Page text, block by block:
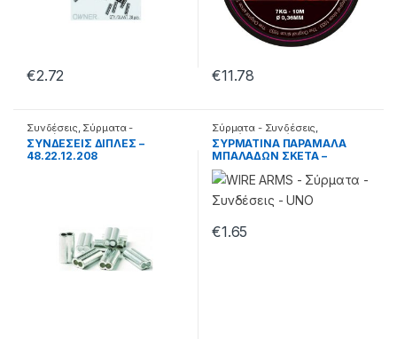
€2.72 €11.78
Συνδέσεις Σύρματα -
Συνδέσεις
ΣΥΝΔΕΣΕΙΣ ΔΙΠΛΕΣ –
48.22.12.208
Σύρματα - Συνδέσεις
Συρμάτινα παράμαλλα
ΣΥΡΜΑΤΙΝΑ ΠΑΡΑΜΑΛΑ
ΜΠΑΛΑΔΩΝ ΣΚΕΤΑ –
49.55.04.409
€1.65